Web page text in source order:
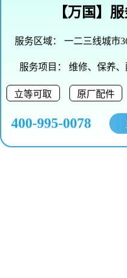
【万国 】
服务区域： 一二三线城市
服务项目： 维修、保养、
立等可取 原厂配件
400-995-0078